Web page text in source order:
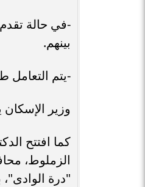
-في حالة
بينهم.
-يتم التعامل
وزير
كما افتتح
الزملوط،